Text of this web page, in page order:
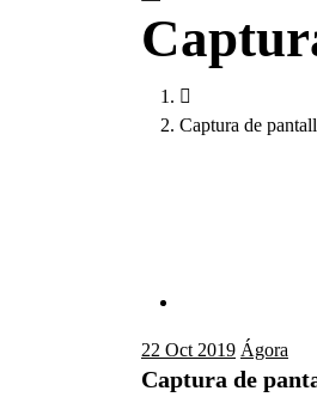
Captura de
22 Oct 2019 Ágora
Captura de